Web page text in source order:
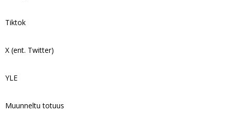
Tiktok
X (ent. Twitter)
YLE
Muunneltu totuus